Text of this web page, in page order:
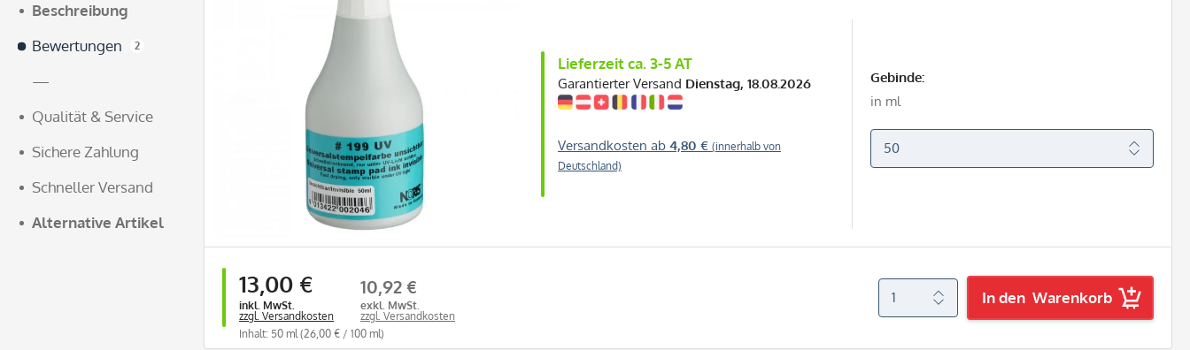
Beschreibung
Bewertungen
2
—
Qualität & Service
Sichere Zahlung
Schneller Versand
Alternative Artikel
Lieferzeit ca. 3-5 AT
Garantierter Versand Dienstag, 18.08.2026
Versandkosten ab 4,80 € (innerhalb von
Deutschland)
Gebinde:
in ml
13,00 €
inkl. MwSt.
zzgl. Versandkosten
10,92 €
exkl. MwSt.
zzgl. Versandkosten
Inhalt: 50 ml (26,00 € / 100 ml)
In den Warenkorb